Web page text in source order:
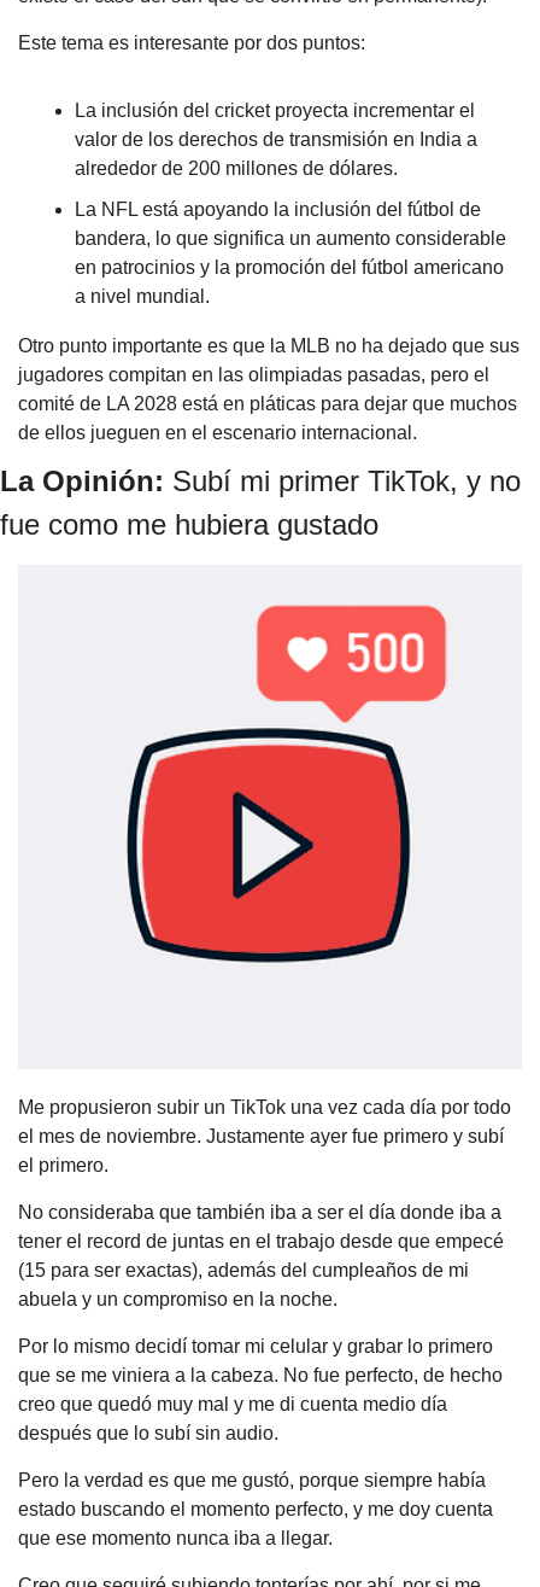
Este tema es interesante por dos puntos:
La inclusión del cricket proyecta incrementar el
valor de los derechos de transmisión en India a
alrededor de 200 millones de dólares.
La NFL está apoyando la inclusión del fútbol de
bandera, lo que significa un aumento considerable
en patrocinios y la promoción del fútbol americano
a nivel mundial.
Otro punto importante es que la MLB no ha dejado que sus
jugadores compitan en las olimpiadas pasadas, pero el
comité de LA 2028 está en pláticas para dejar que muchos
de ellos jueguen en el escenario internacional.
La Opinión: Subí mi primer TikTok, y no
fue como me hubiera gustado
Me propusieron subir un TikTok una vez cada día por todo
el mes de noviembre. Justamente ayer fue primero y subí
el primero.
No consideraba que también iba a ser el día donde iba a
tener el record de juntas en el trabajo desde que empecé
(15 para ser exactas), además del cumpleaños de mi
abuela y un compromiso en la noche.
Por lo mismo decidí tomar mi celular y grabar lo primero
que se me viniera a la cabeza. No fue perfecto, de hecho
creo que quedó muy mal y me di cuenta medio día
después que lo subí sin audio.
Pero la verdad es que me gustó, porque siempre había
estado buscando el momento perfecto, y me doy cuenta
que ese momento nunca iba a llegar.